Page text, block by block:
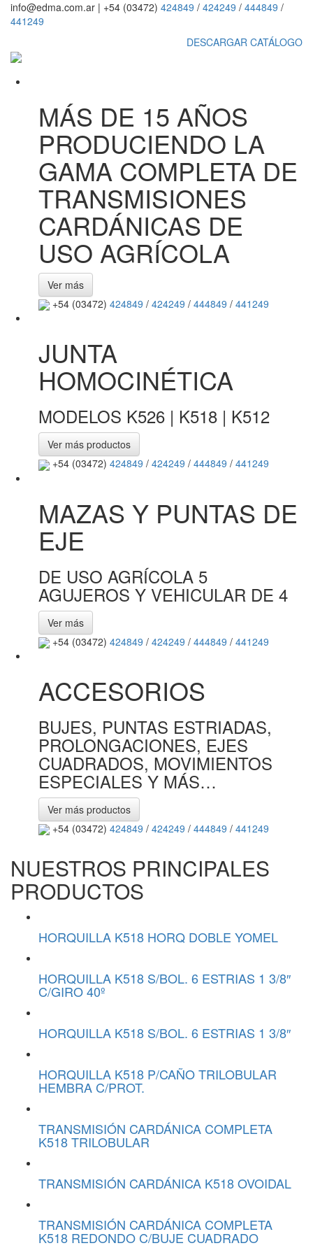
info@edma.com.ar | +54 (03472) 424849 / 424249 / 444849 /
441249
DESCARGAR CATÁLOGO
MÁS DE 15 AÑOS
PRODUCIENDO LA
GAMA COMPLETA DE
TRANSMISIONES
CARDÁNICAS DE
USO AGRÍCOLA
Ver más
+54 (03472) 424849 / 424249 / 444849 / 441249
JUNTA
HOMOCINÉTICA
MODELOS K526 | K518 | K512
Ver más productos
+54 (03472) 424849 / 424249 / 444849 / 441249
MAZAS Y PUNTAS DE
EJE
DE USO AGRÍCOLA 5
AGUJEROS Y VEHICULAR DE 4
Ver más
+54 (03472) 424849 / 424249 / 444849 / 441249
ACCESORIOS
BUJES, PUNTAS ESTRIADAS,
PROLONGACIONES, EJES
CUADRADOS, MOVIMIENTOS
ESPECIALES Y MÁS…
Ver más productos
+54 (03472) 424849 / 424249 / 444849 / 441249
NUESTROS PRINCIPALES
PRODUCTOS
HORQUILLA K518 HORQ DOBLE YOMEL
HORQUILLA K518 S/BOL. 6 ESTRIAS 1 3/8″
C/GIRO 40º
HORQUILLA K518 S/BOL. 6 ESTRIAS 1 3/8″
HORQUILLA K518 P/CAÑO TRILOBULAR
HEMBRA C/PROT.
TRANSMISIÓN CARDÁNICA COMPLETA
K518 TRILOBULAR
TRANSMISIÓN CARDÁNICA K518 OVOIDAL
TRANSMISIÓN CARDÁNICA COMPLETA
K518 REDONDO C/BUJE CUADRADO